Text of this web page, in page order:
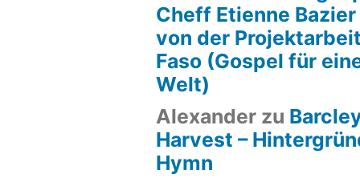
Cheff Etienne
von der
Faso (Gospel für
Welt)
Alexander zu
Harvest –
Hymn